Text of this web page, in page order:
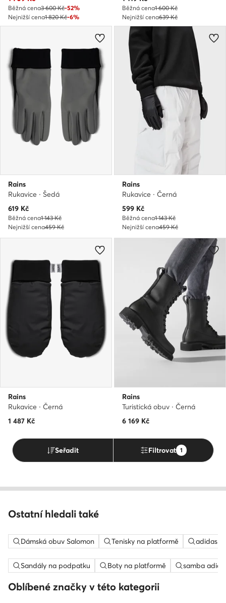
Běžná cena3 600 Kč-52%
Nejnižší cena1 820 Kč-6%
Běžná cena1 600 Kč
Nejnižší cena639 Kč
Rains
Rukavice · Šedá
Aktuální cena
619 Kč
Běžná cena1 143 Kč
Nejnižší cena459 Kč
Rains
Rukavice · Černá
Aktuální cena
599 Kč
Běžná cena1 143 Kč
Nejnižší cena459 Kč
Rains
Rukavice · Černá
1 487 Kč
Rains
Turistická obuv · Černá
6 169 Kč
Seřadit Filtrovat 1
Ostatní hledali také
Dámská obuv Salomon Tenisky na platformě adidas
Sandály na podpatku Boty na platformě samba
Oblíbené značky v této kategorii